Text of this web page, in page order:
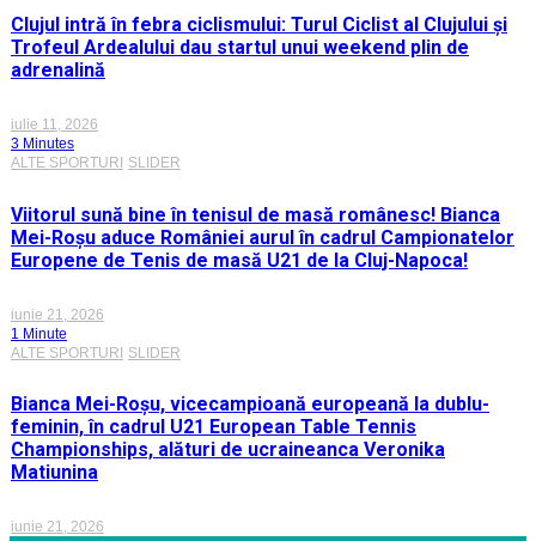
Clujul intră în febra ciclismului: Turul Ciclist al Clujului și
Trofeul Ardealului dau startul unui weekend plin de
adrenalină
iulie 11, 2026
3 Minutes
ALTE SPORTURI
SLIDER
Viitorul sună bine în tenisul de masă românesc! Bianca
Mei-Roșu aduce României aurul în cadrul Campionatelor
Europene de Tenis de masă U21 de la Cluj-Napoca!
iunie 21, 2026
1 Minute
ALTE SPORTURI SLIDER
Bianca Mei-Roșu, vicecampioană europeană la dublu-
feminin, în cadrul U21 European Table Tennis
Championships, alături de ucraineanca Veronika
Matiunina
iunie 21, 2026